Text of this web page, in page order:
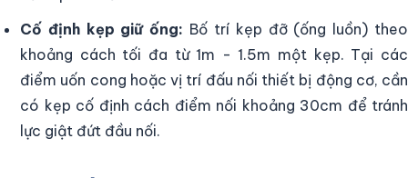
Cố định kẹp giữ ống: Bố trí kẹp đỡ (ống luồn) theo
khoảng cách tối đa từ 1m - 1.5m một kẹp. Tại các
điểm uốn cong hoặc vị trí đấu nối thiết bị động cơ, cần
có kẹp cố định cách điểm nối khoảng 30cm để tránh
lực giật đứt đầu nối.